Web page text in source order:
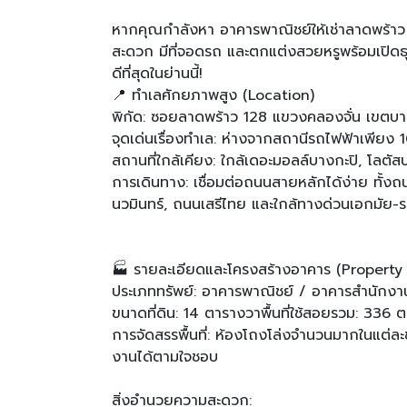
หากคุณกำลังหา อาคารพาณิชย์ให้เช่าลาดพร้า
สะดวก มีที่จอดรถ และตกแต่งสวยหรูพร้อมเปิ
ดีที่สุดในย่านนี้!
📍 ทำเลศักยภาพสูง (Location)
พิกัด: ซอยลาดพร้าว 128 แขวงคลองจั่น เขตบ
จุดเด่นเรื่องทำเล: ห่างจากสถานีรถไฟฟ้าเพียง
สถานที่ใกล้เคียง: ใกล้เดอะมอลล์บางกะปิ, โลตั
การเดินทาง: เชื่อมต่อถนนสายหลักได้ง่าย ทั้ง
นวมินทร์, ถนนเสรีไทย และใกล้ทางด่วนเอกมัย
🏭 รายละเอียดและโครงสร้างอาคาร
ประเภททรัพย์: อาคารพาณิชย์ / อาคารสำนักง
ขนาดที่ดิน: 14 ตารางวาพื้นที่ใช้สอยรวม: 336 ต
การจัดสรรพื้นที่: ห้องโถงโล่งจำนวนมากในแต่
งานได้ตามใจชอบ
สิ่งอำนวยความสะดวก: